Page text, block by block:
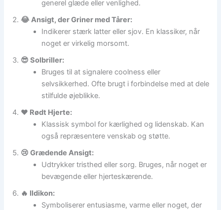
generel glæde eller venlighed.
😂 Ansigt, der Griner med Tårer:
Indikerer stærk latter eller sjov. En klassiker, når
noget er virkelig morsomt.
😎 Solbriller:
Bruges til at signalere coolness eller
selvsikkerhed. Ofte brugt i forbindelse med at dele
stilfulde øjeblikke.
❤️ Rødt Hjerte:
Klassisk symbol for kærlighed og lidenskab. Kan
også repræsentere venskab og støtte.
😢 Grædende Ansigt:
Udtrykker tristhed eller sorg. Bruges, når noget er
bevægende eller hjerteskærende.
🔥 Ildikon:
Symboliserer entusiasme, varme eller noget, der